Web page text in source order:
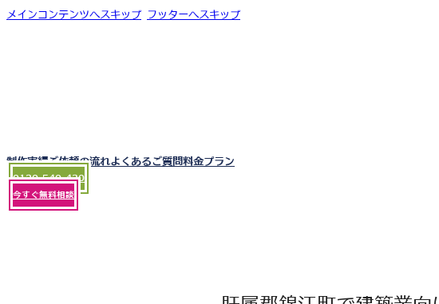
メインコンテンツへスキップ フッターへスキップ
制作実績ご依頼の流れ よくあるご質問料金プラン
0120-540-430
今すぐ無料相談